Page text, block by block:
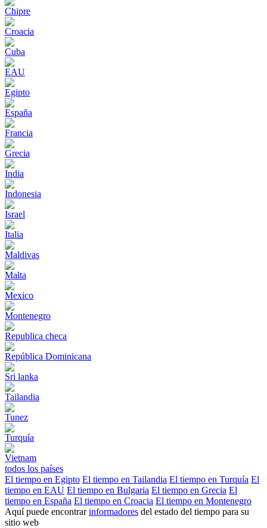
Chipre
Croacia
Cuba
EAU
Egipto
España
Francia
Grecia
India
Indonesia
Israel
Italia
Maldivas
Malta
Mexico
Montenegro
Republica checa
República Dominicana
Sri lanka
Tailandia
Tunez
Turquía
Vietnam
todos los países
El tiempo en Egipto El tiempo en Tailandia El tiempo en Turquía El
tiempo en EAU El tiempo en Bulgaria El tiempo en Grecia El
tiempo en España El tiempo en Croacia El tiempo en Montenegro
Aquí puede encontrarinformadores del estado del tiempo para su
sitio web